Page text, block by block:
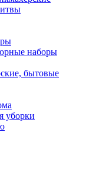
наборы
бытовые
уборки